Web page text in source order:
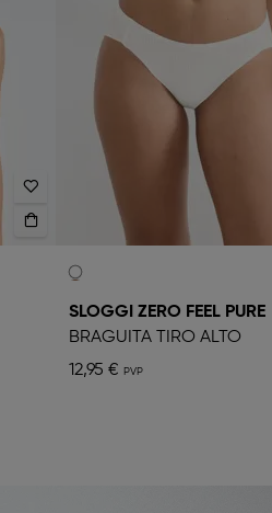
SLOGGI ZERO FEEL PURE
BRAGUITA TIRO ALTO
12,95 €